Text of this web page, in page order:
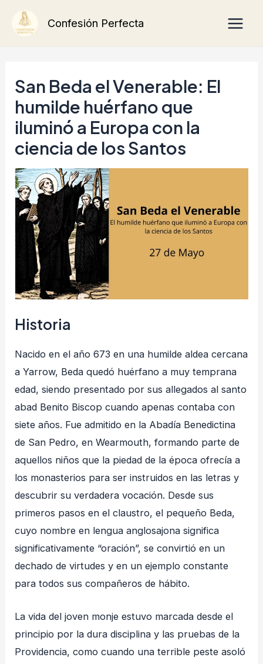
Confesión Perfecta
San Beda el Venerable: El
humilde huérfano que
iluminó a Europa con la
ciencia de los Santos
Historia
Nacido en el año 673 en una humilde aldea cercana
a Yarrow, Beda quedó huérfano a muy temprana
edad, siendo presentado por sus allegados al santo
abad Benito Biscop cuando apenas contaba con
siete años. Fue admitido en la Abadía Benedictina
de San Pedro, en Wearmouth, formando parte de
aquellos niños que la piedad de la época ofrecía a
los monasterios para ser instruidos en las letras y
descubrir su verdadera vocación. Desde sus
primeros pasos en el claustro, el pequeño Beda,
cuyo nombre en lengua anglosajona significa
significativamente “oración”, se convirtió en un
dechado de virtudes y en un ejemplo constante
para todos sus compañeros de hábito.
La vida del joven monje estuvo marcada desde el
principio por la dura disciplina y las pruebas de la
Providencia, como cuando una terrible peste asoló